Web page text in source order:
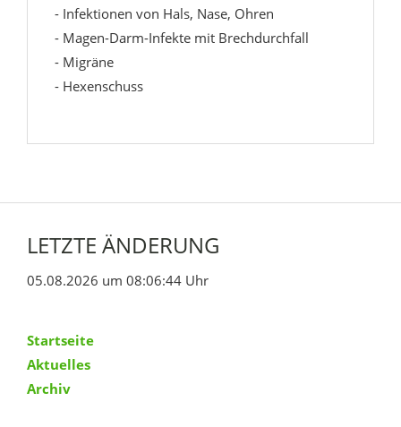
- Infektionen von Hals, Nase, Ohren
- Magen-Darm-Infekte mit Brechdurchfall
- Migräne
- Hexenschuss
LETZTE ÄNDERUNG
05.08.2026 um 08:06:44 Uhr
Startseite
Aktuelles
Archiv